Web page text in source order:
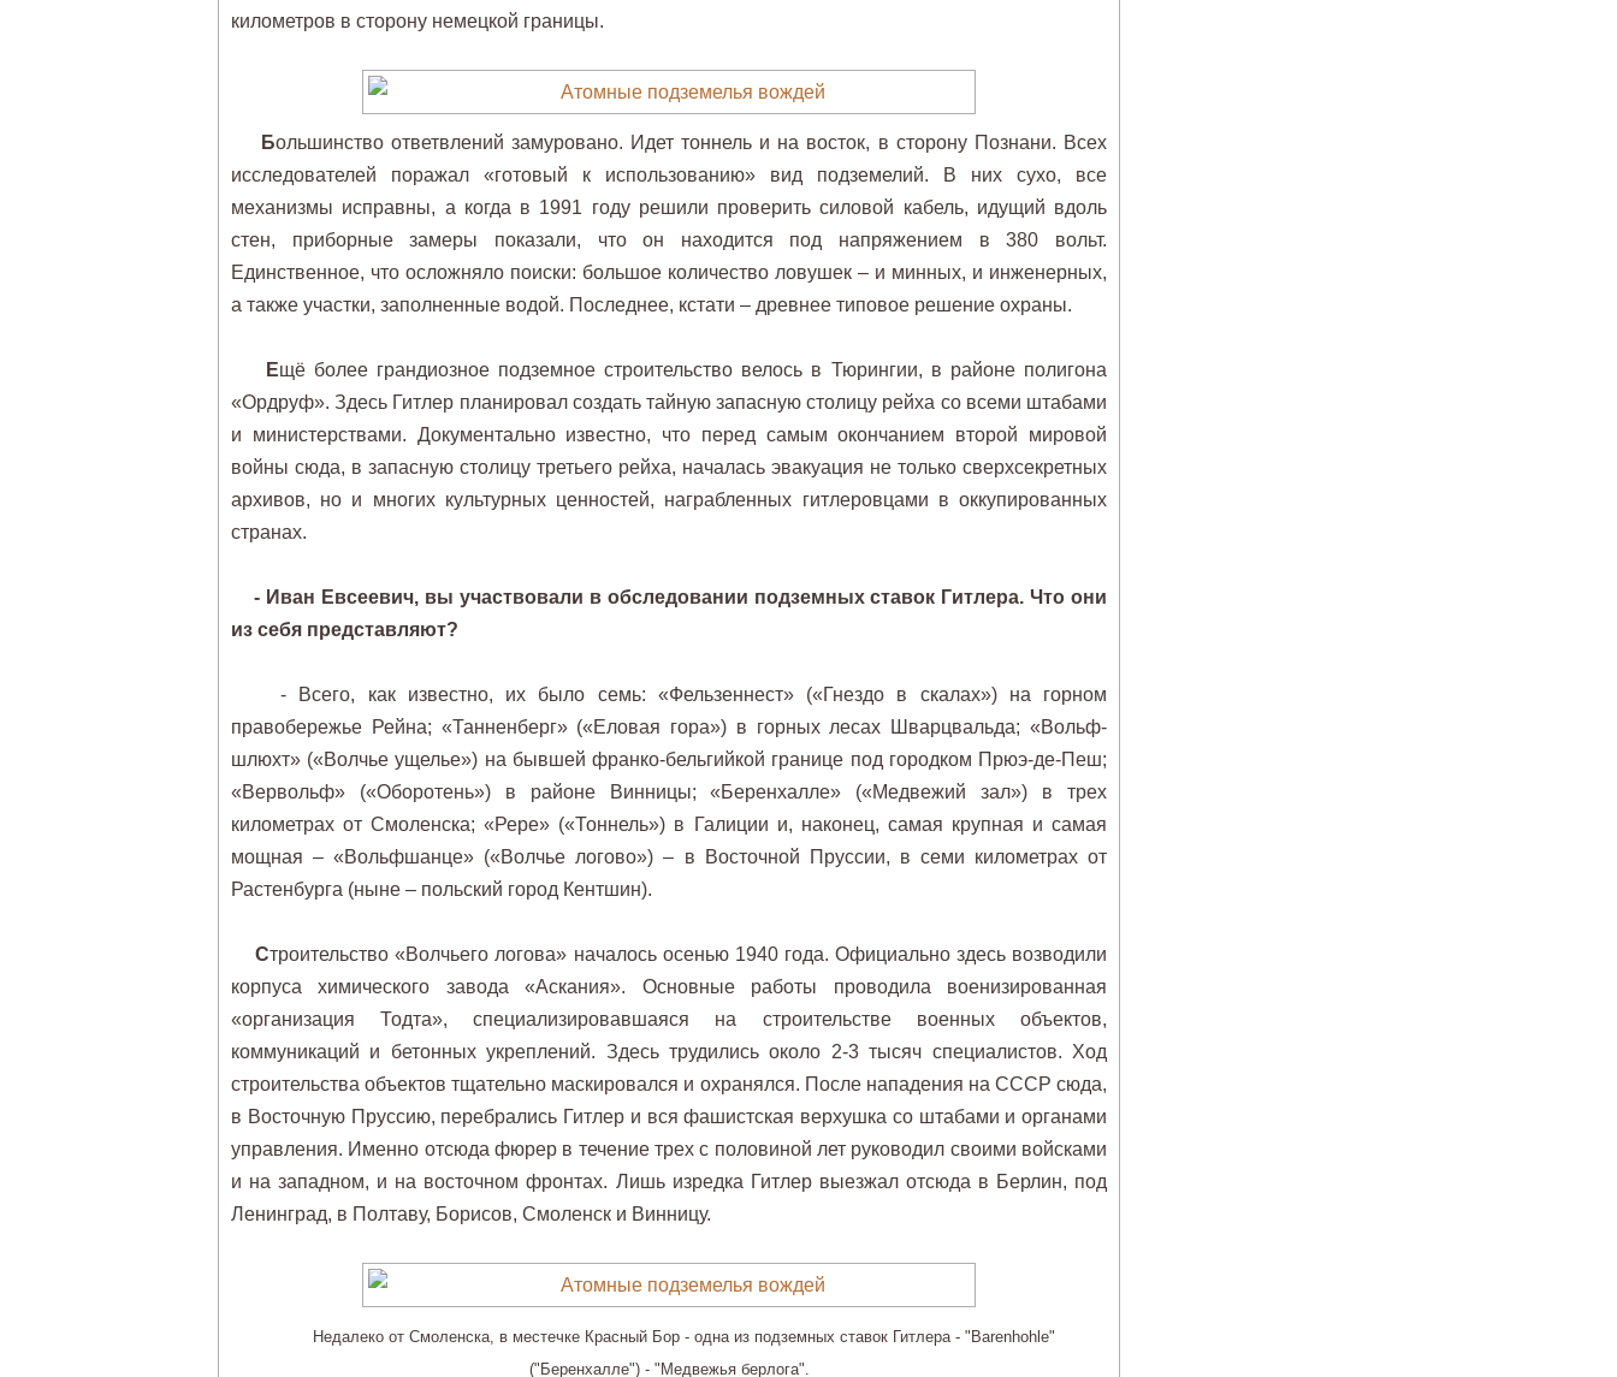
километров в сторону немецкой границы.
Большинство ответвлений замуровано. Идет тоннель и на восток, в сторону Познани. Всех
исследователей поражал «готовый к использованию» вид подземелий. В них сухо, все
механизмы исправны, а когда в 1991 году решили проверить силовой кабель, идущий вдоль
стен, приборные замеры показали, что он находится под напряжением в 380 вольт.
Единственное, что осложняло поиски: большое количество ловушек – и минных, и инженерных,
а также участки, заполненные водой. Последнее, кстати – древнее типовое решение охраны.
Ещё более грандиозное подземное строительство велось в Тюрингии, в районе полигона
«Ордруф». Здесь Гитлер планировал создать тайную запасную столицу рейха со всеми штабами
и министерствами. Документально известно, что перед самым окончанием второй мировой
войны сюда, в запасную столицу третьего рейха, началась эвакуация не только сверхсекретных
архивов, но и многих культурных ценностей, награбленных гитлеровцами в оккупированных
странах.
- Иван Евсеевич, вы участвовали в обследовании подземных ставок Гитлера. Что они
из себя представляют?
- Всего, как известно, их было семь: «Фельзеннест» («Гнездо в скалах») на горном
правобережье Рейна; «Танненберг» («Еловая гора») в горных лесах Шварцвальда; «Вольф-
шлюхт» («Волчье ущелье») на бывшей франко-бельгийкой границе под городком Прюэ-де-Пеш;
«Вервольф» («Оборотень») в районе Винницы; «Беренхалле» («Медвежий зал») в трех
километрах от Смоленска; «Рере» («Тоннель») в Галиции и, наконец, самая крупная и самая
мощная – «Вольфшанце» («Волчье логово») – в Восточной Пруссии, в семи километрах от
Растенбурга (ныне – польский город Кентшин).
Строительство «Волчьего логова» началось осенью 1940 года. Официально здесь возводили
корпуса химического завода «Аскания». Основные работы проводила военизированная
«организация Тодта», специализировавшаяся на строительстве военных объектов,
коммуникаций и бетонных укреплений. Здесь трудились около 2-3 тысяч специалистов. Ход
строительства объектов тщательно маскировался и охранялся. После нападения на СССР сюда,
в Восточную Пруссию, перебрались Гитлер и вся фашистская верхушка со штабами и органами
управления. Именно отсюда фюрер в течение трех с половиной лет руководил своими войсками
и на западном, и на восточном фронтах. Лишь изредка Гитлер выезжал отсюда в Берлин, под
Ленинград, в Полтаву, Борисов, Смоленск и Винницу.
Недалеко от Смоленска, в местечке Красный Бор - одна из подземных ставок Гитлера - "Barenhohle"
("Беренхалле") - "Медвежья берлога".